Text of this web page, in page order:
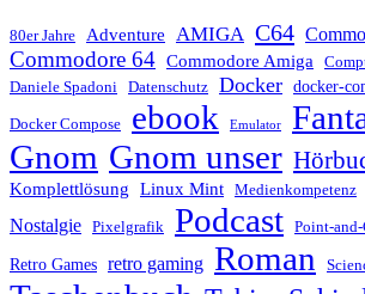
80er Jahre Adventure AMIGA C64
Commodore 64 Commodore Amiga
Daniele Spadoni
Datenschutz Docker docker-
Docker Compose ebook Emulator
Gnom Gnom unser
Komplettlösung Linux Mint Medienkompetenz
Nostalgie
Pixelgrafik Podcast Point-
Retro Games retro gaming Roman